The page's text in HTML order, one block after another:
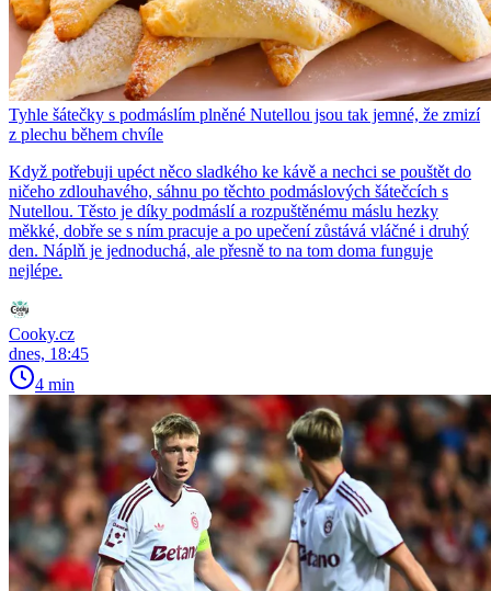
Tyhle šátečky s podmáslím plněné Nutellou jsou tak jemné, že zmizí
z plechu během chvíle
Když potřebuji upéct něco sladkého ke kávě a nechci se pouštět do
ničeho zdlouhavého, sáhnu po těchto podmáslových šátečcích s
Nutellou. Těsto je díky podmáslí a rozpuštěnému máslu hezky
měkké, dobře se s ním pracuje a po upečení zůstává vláčné i druhý
den. Náplň je jednoduchá, ale přesně to na tom doma funguje
nejlépe.
Cooky.cz
dnes, 18:45
4 min